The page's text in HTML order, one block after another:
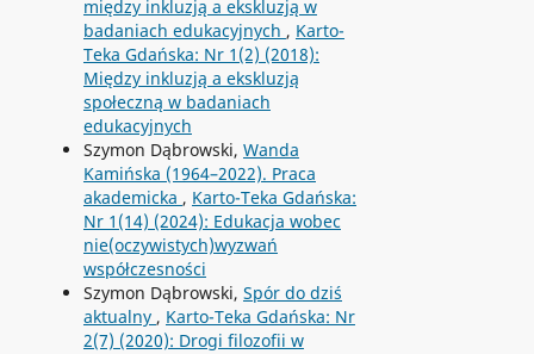
między inkluzją a ekskluzją w
badaniach edukacyjnych , Karto-
Teka Gdańska: Nr 1(2) (2018):
Między inkluzją a ekskluzją
społeczną w badaniach
edukacyjnych
Szymon Dąbrowski, Wanda
Kamińska (1964–2022). Praca
akademicka , Karto-Teka Gdańska:
Nr 1(14) (2024): Edukacja wobec
nie(oczywistych)wyzwań
współczesności
Szymon Dąbrowski, Spór do dziś
aktualny , Karto-Teka Gdańska: Nr
2(7) (2020): Drogi filozofii w